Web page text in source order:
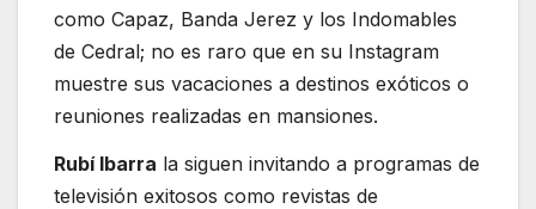
como Capaz, Banda Jerez y los Indomables
de Cedral; no es raro que en su Instagram
muestre sus vacaciones a destinos exóticos o
reuniones realizadas en mansiones.
Rubí Ibarra la siguen invitando a programas de
televisión exitosos como revistas de